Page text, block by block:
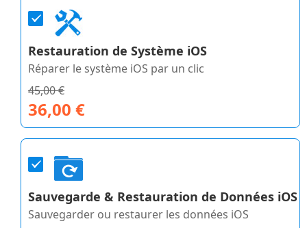
Restauration de Système iOS
Réparer le système iOS par un clic
45,00 €
36,00 €
Sauvegarde & Restauration de Données iOS
Sauvegarder ou restaurer les données iOS